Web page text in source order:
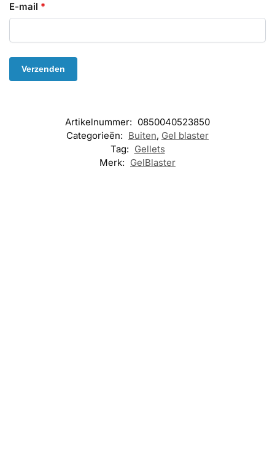
E-mail *
Artikelnummer: 0850040523850
Categorieën: Buiten, Gel blaster
Tag: Gellets
Merk: GelBlaster